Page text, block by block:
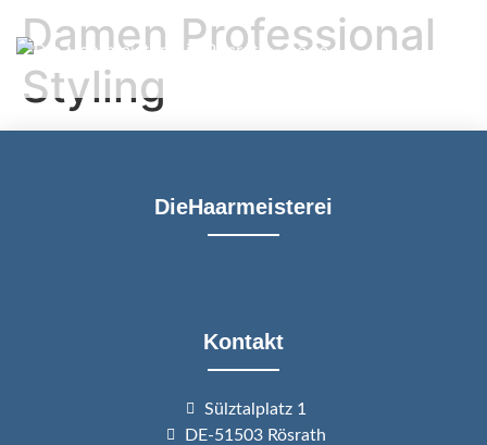
Damen Professional
Styling
DieHaarmeisterei
Kontakt
Sülztalplatz 1
DE-51503 Rösrath